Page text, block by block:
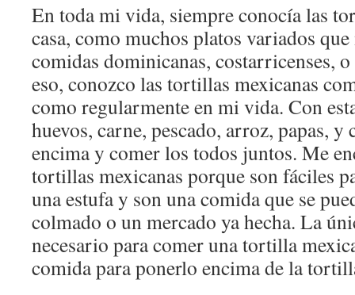
En toda mi vida, siempre conocía las
casa, como muchos platos variados
comidas dominicanas, costarricenses,
eso, conozco las tortillas mexicanas
como regularmente en mi vida. Con
huevos, carne, pescado, arroz, papas,
encima y comer los todos juntos. Me
tortillas mexicanas porque son fáciles
una estufa y son una comida que se
colmado o un mercado ya hecha. La
necesario para comer una tortilla
comida para ponerlo encima de la